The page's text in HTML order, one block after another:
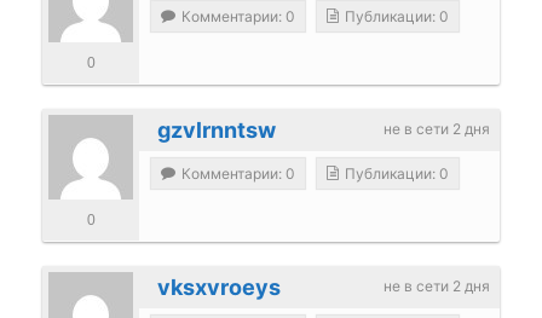
0
Комментарии: 0 Публикации: 0
не в сети 2 дня
gzvlrnntsw
0
Комментарии: 0 Публикации: 0
не в сети 2 дня
vksxvroeys